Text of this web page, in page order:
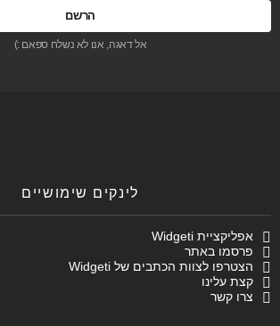
אל דאגה, אנו לא נשלח ספאם :)
לינקים שימושיים
אפליקציית Widgeti
פרסמו באתר
הצטרפו לצוות הכתבים של Widgeti
קצת עלינו
צרו קשר